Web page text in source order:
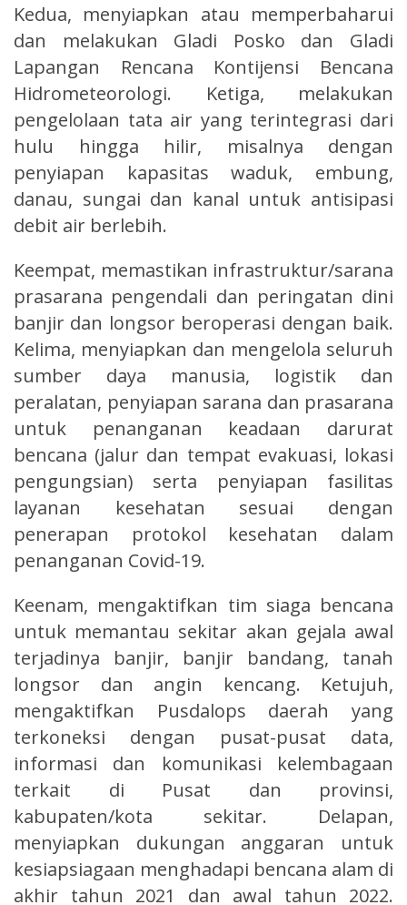
Kedua, menyiapkan atau memperbaharui
dan melakukan Gladi Posko dan Gladi
Lapangan Rencana Kontijensi Bencana
Hidrometeorologi. Ketiga, melakukan
pengelolaan tata air yang terintegrasi dari
hulu hingga hilir, misalnya dengan
penyiapan kapasitas waduk, embung,
danau, sungai dan kanal untuk antisipasi
debit air berlebih.
Keempat, memastikan infrastruktur/sarana
prasarana pengendali dan peringatan dini
banjir dan longsor beroperasi dengan baik.
Kelima, menyiapkan dan mengelola seluruh
sumber daya manusia, logistik dan
peralatan, penyiapan sarana dan prasarana
untuk penanganan keadaan darurat
bencana (jalur dan tempat evakuasi, lokasi
pengungsian) serta penyiapan fasilitas
layanan kesehatan sesuai dengan
penerapan protokol kesehatan dalam
penanganan Covid-19.
Keenam, mengaktifkan tim siaga bencana
untuk memantau sekitar akan gejala awal
terjadinya banjir, banjir bandang, tanah
longsor dan angin kencang. Ketujuh,
mengaktifkan Pusdalops daerah yang
terkoneksi dengan pusat-pusat data,
informasi dan komunikasi kelembagaan
terkait di Pusat dan provinsi,
kabupaten/kota sekitar. Delapan,
menyiapkan dukungan anggaran untuk
kesiapsiagaan menghadapi bencana alam di
akhir tahun 2021 dan awal tahun 2022.